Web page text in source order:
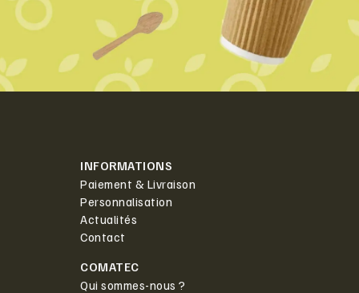
INFORMATIONS
Paiement & Livraison
Personnalisation
Actualités
Contact
COMATEC
Qui sommes-nous ?